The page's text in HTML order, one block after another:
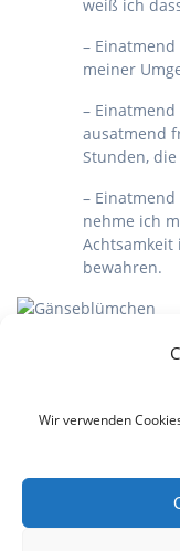
Wir verwenden
weiß ich
–
meiner
–
ausatmend
Stunden,
–
nehme ich
Achtsamkeit
bewahren.
the One